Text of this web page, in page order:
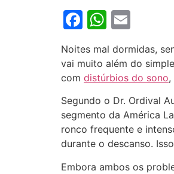
Facebook
Noites mal dormidas,
vai muito além do
com distúrbios do sono,
Segundo o Dr. Ordival
segmento da América
ronco frequente e
durante o descanso.
Embora ambos os